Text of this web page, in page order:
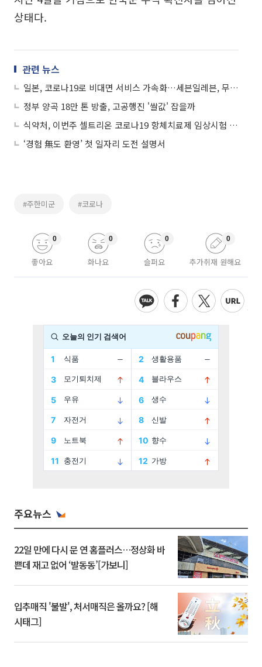
상태다.
관련 뉴스
일본, 코로나19로 비대면 서비스 가속화…세븐일레븐, 무인점포 2배 늘린다
정부 양곡 18만 톤 방출, 고공행진 '쌀값' 잡을까
식약처, 이번주 셀트리온 코로나19 항체치료제 임상시험 실태조사
‘경험 無도 환영’ 첫 일자리 도전 설명서
#주한미군 #코로나
좋아요
0
화나요
0
슬퍼요
0
추가취재 원해요
0
주요뉴스
22일 만에 다시 문 연 홈플러스…정상화 바
쁜데 재고 없어 ‘발동동’[가보니]
입추매직 '불발', 처서매직은 올까요? [해
시태그]